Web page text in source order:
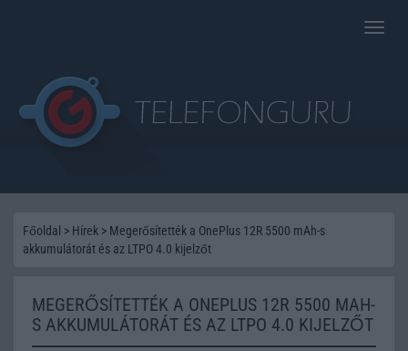
Toggle
Főoldal > Hírek > Megerősítették a OnePlus 12R 5500 mAh-s
akkumulátorát és az LTPO 4.0 kijelzőt
MEGERŐSÍTETTÉK A ONEPLUS 12R 5500 MAH-
S AKKUMULÁTORÁT ÉS AZ LTPO 4.0 KIJELZŐT